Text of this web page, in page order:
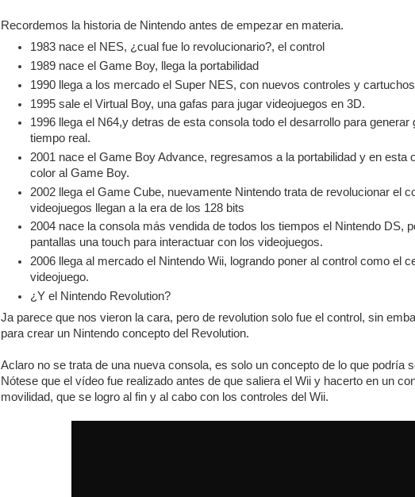
Recordemos la historia de Nintendo antes de empezar en materia.
1983 nace el NES, ¿cual fue lo revolucionario?, el control
1989 nace el Game Boy, llega la portabilidad
1990 llega a los mercado el Super NES, con nuevos controles y
1995 sale el Virtual Boy, una gafas para jugar videojuegos en 3D.
1996 llega el N64,y detras de esta consola todo el desarrollo para generar
tiempo real.
2001 nace el Game Boy Advance, regresamos a la portabilidad y en esta
color al Game Boy.
2002 llega el Game Cube, nuevamente Nintendo trata de revolucionar el
videojuegos llegan a la era de los 128 bits
2004 nace la consola más vendida de todos los tiempos el Nintendo DS,
pantallas una touch para interactuar con los videojuegos.
2006 llega al mercado el Nintendo Wii, logrando poner al control como el
videojuego.
¿Y el Nintendo Revolution?
Ja parece que nos vieron la cara, pero de revolution solo fue el control, sin
para crear un Nintendo concepto del Revolution.
Aclaro no se trata de una nueva consola, es solo un concepto de lo que podría
Nótese que el vídeo fue realizado antes de que saliera el Wii y hacerto en un
movilidad, que se logro al fin y al cabo con los controles del Wii.